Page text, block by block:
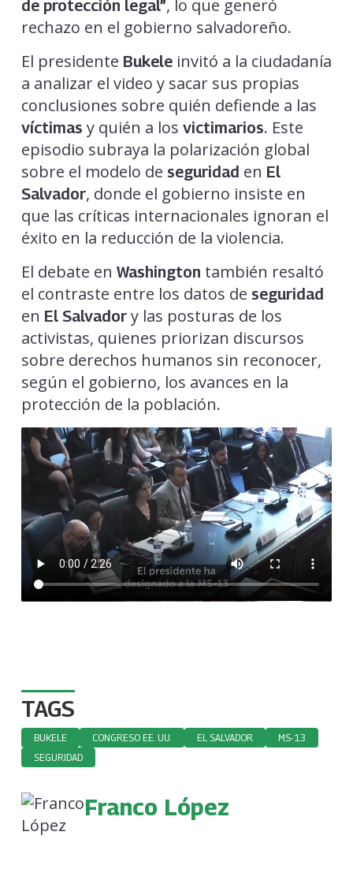
de protección legal”, lo que generó
rechazo en el gobierno salvadoreño.
El presidente Bukeleinvitó a la ciudadanía
a analizar el video y sacar sus propias
conclusiones sobre quién defiende a las
víctimas y quién a los victimarios. Este
episodio subraya la polarización global
sobre el modelo de seguridad en El
Salvador, donde el gobierno insiste en
que las críticas internacionales ignoran el
éxito en la reducción de la violencia.
El debate en Washington también resaltó
el contraste entre los datos de seguridad
en El Salvadory las posturas de los
activistas, quienes priorizan discursos
sobre derechos humanos sin reconocer,
según el gobierno, los avances en la
protección de la población.
TAGS
BUKELE CONGRESO EE. UU. EL SALVADOR
MS-13
SEGURIDAD
Franco López